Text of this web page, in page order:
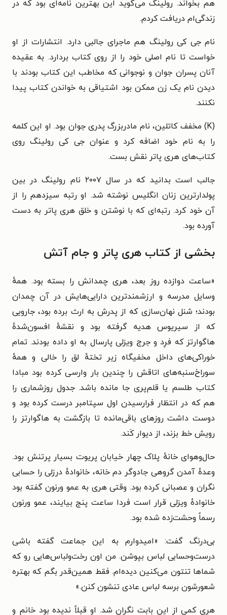
هم بخواند. رولینگ می‌گوید این بهترین نامه‌ای بود که در
زندگی‌ام دریافت کردم.
نام جی کی رولینگ هم ماجرای جالبی دارد. انتشارات از او
خواست تا نام اصلی خود را از روی کتاب بردارد. به عقیده
آنان پسران جوان و نوجوانی که مخاطب این کتاب بودند با
دیدن نام یک زن ممکن بود اشتیاقی به خواندن کتاب پیدا
نکنند.
(K) مخفف کاتلین، نام مادربزرگ پدری جوان بود. او این کلمه
را به نام خود اضافه کرد و عنوان جی کی رولینگ روی
کتاب‌های هری پاتر نقش بست.
جالب است بدانید که در سال ۲۰۰۷ نام رولینگ در بین
پولدارترین زنان انگلیس نوشته شد. او رتبه سیزدهم را از
آن خود کرد. رتبه‌ای که با نوشتن و خلق هری پاتر به دست
آورده بود.
بخشی از کتاب هری پاتر و جام آتش
«ساعت دوازده روز بعد، هری چمدانش را بسته بود. همهٔ
وسایل مدرسه و ارزشمندترین دارایی‌هایش در آن چمدان
بودند؛ شنل نهان‌سازی که از پدرش به ارث برده بود، جارویی
که از سیریوس هدیه گرفته بود و نقشهٔ افسون‌شدهٔ
هاگوارتز که فرِد و جرج ویزلی پارسال به او داده بودند. تمام
خوراکی‌های داخل مخفیگاه زیر تختهٔ لق را خالی و همهٔ
سوراخ‌سنبه‌های اتاقش را چندین بار وارسی کرده بود مبادا
کتاب طلسم یا قلم‌پری جا مانده باشد. جدول روزشماری را
هم که در انتظار فرارسیدن اول سپتامبر درست کرده بود و
دوست داشت روزهای باقی‌مانده تا بازگشت به هاگوارتز را
رویش خط بزند، از دیوار کَند.
حال‌وهوای خانهٔ پلاک چهار خیابان پریوت بسیار پرتنش بود.
وعدهٔ آمدن گروهی جادوگر دم خانه، خانوادهٔ درزلی را حسابی
نگران و عصبانی کرده بود. وقتی هری به عمو ورنون گفته بود
خانوادهٔ ویزلی قرار است فردا ساعت پنج بیایند، عمو ورنون
رسماً وحشت‌زده شده بود.
بی‌درنگ گفت: «امیدوارم به این جماعت گفته باشی
درست‌وحسابی لباس بپوشن. من اون رخت‌ولباس‌هایی رو که
شماها تنتون می‌کنین دیده‌ام. فقط همین‌قدر بگم که بهتره
شعورشون برسه لباس عادی تنشون کنن.»
هری کمی از این بابت نگران شد. او قبلاً ندیده بود خانم و